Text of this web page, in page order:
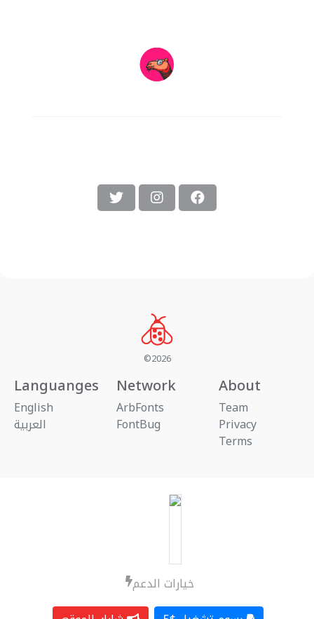
خيارات الدعم
©2026
Languanges
English
العربية
Network
ArbFonts
FontBug
About
Team
Privacy
Terms